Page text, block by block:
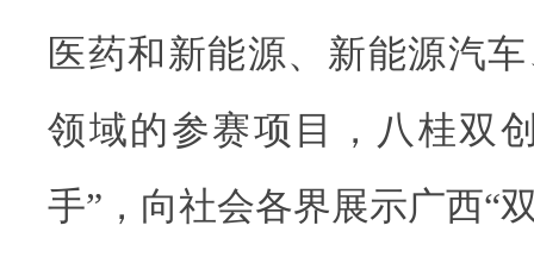
医药和新能源、新能源汽
领域的参赛项目，八桂双
手”，向社会各界展示广西“